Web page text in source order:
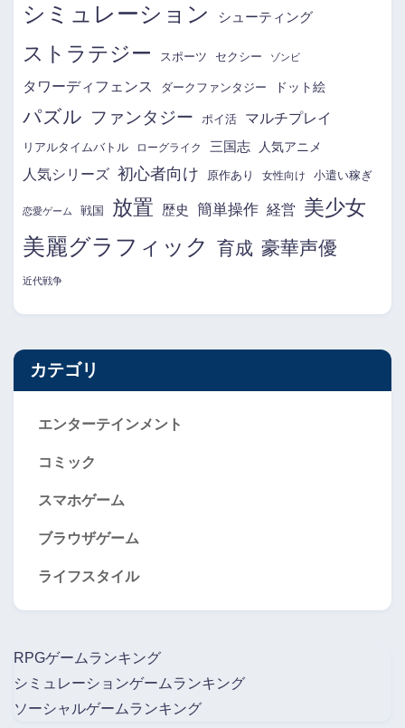
シミュレーション シューティング
ストラテジー スポーツ セクシー ゾンビ
タワーディフェンス ダークファンタジー ドット絵
パズル ファンタジー ポイ活 マルチプレイ
リアルタイムバトル ローグライク 三国志 人気アニメ
人気シリーズ 初心者向け 原作あり 女性向け 小遣い稼ぎ
恋愛ゲーム 戦国 放置 歴史 簡単操作 経営 美少女
美麗グラフィック 育成 豪華声優
近代戦争
カテゴリ
エンターテインメント
コミック
スマホゲーム
ブラウザゲーム
ライフスタイル
RPGゲームランキング
シミュレーションゲームランキング
ソーシャルゲームランキング